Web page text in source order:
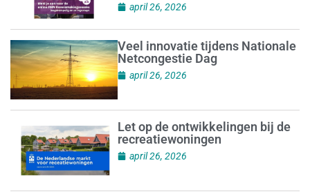
april 26, 2026
Veel innovatie tijdens Nationale
Netcongestie Dag
april 26, 2026
Let op de ontwikkelingen bij de
recreatiewoningen
april 26, 2026